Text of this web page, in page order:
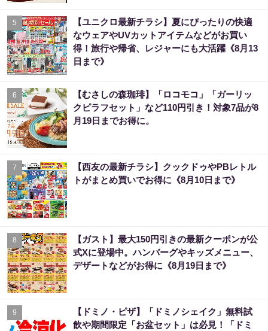
5
【ユニクロ最新チラシ】夏にぴったりの快適
なウェアやUVカットアイテムなどがお買い
得！旅行や帰省、レジャーにも大活躍《8月13
日まで》
6
【むさしの森珈琲】「ロコモコ」「ガーリッ
クピラフセット」など110円引き！対象7品が8
月19日までお得に。
7
【西友の最新チラシ】クックドゥやPBレトル
トがまとめ買いでお得に《8月10日まで》
8
【ガスト】最大150円引きの最新クーポンが公
式Xに登場中。ハンバーグやキッズメニュー、
デザートなどがお得に《8月19日まで》
9
【ドミノ・ピザ】「ドミノシェイク」無料試
飲や期間限定「お盆セット」は必見！「ドミ